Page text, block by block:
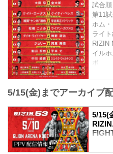
開催日
2026
始
※オー
終了
20:00
※試合
予定
会場
阪急
阪神
試合順
第11
ホム
ライ
RIZIN
イル
ボ
RIZIN
3分
平本
第9試
RIZIN
5/15(金)までアーカイブ
5/15(